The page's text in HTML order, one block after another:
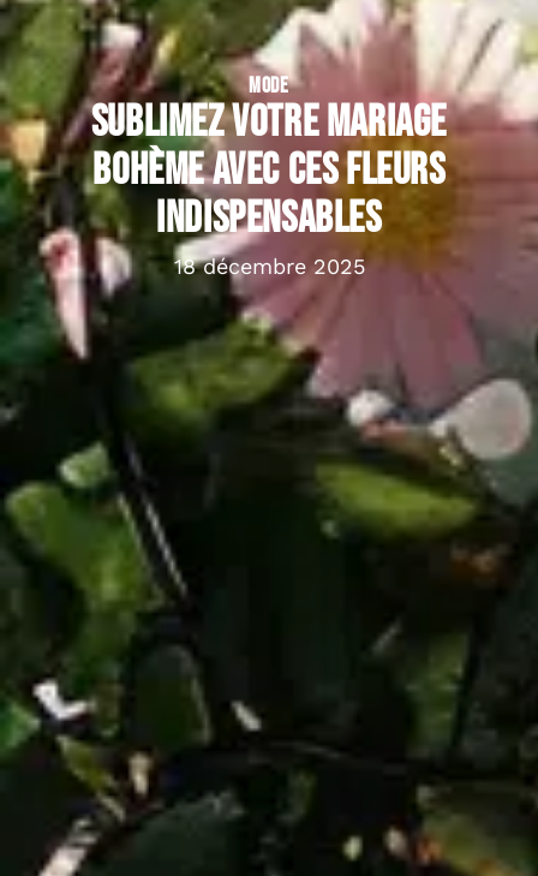
MODE
Sublimez votre mariage
bohème avec ces fleurs
indispensables
18 décembre 2025